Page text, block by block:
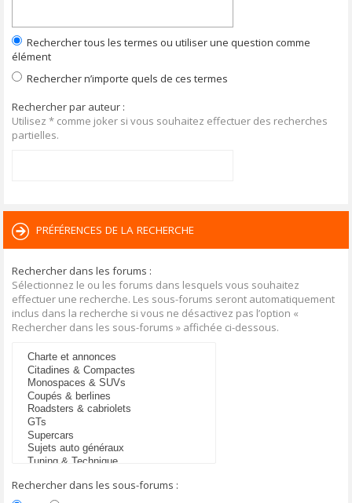
Rechercher tous les termes ou utiliser une question comme
élément
Rechercher n’importe quels de ces termes
Rechercher par auteur :
Utilisez * comme joker si vous souhaitez effectuer des recherches
partielles.
PRÉFÉRENCES DE LA RECHERCHE
Rechercher dans les forums :
Sélectionnez le ou les forums dans lesquels vous souhaitez
effectuer une recherche. Les sous-forums seront automatiquement
inclus dans la recherche si vous ne désactivez pas l’option «
Rechercher dans les sous-forums » affichée ci-dessous.
Rechercher dans les sous-forums :